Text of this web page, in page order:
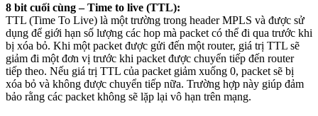
8 bit cuối cùng – Time to live (TTL):
TTL (Time To Live) là một trường trong header MPLS và được sử
dụng để giới hạn số lượng các hop mà packet có thể đi qua trước khi
bị xóa bỏ. Khi một packet được gửi đến một router, giá trị TTL sẽ
giảm đi một đơn vị trước khi packet được chuyển tiếp đến router
tiếp theo. Nếu giá trị TTL của packet giảm xuống 0, packet sẽ bị
xóa bỏ và không được chuyển tiếp nữa. Trường hợp này giúp đảm
bảo rằng các packet không sẽ lặp lại vô hạn trên mạng.